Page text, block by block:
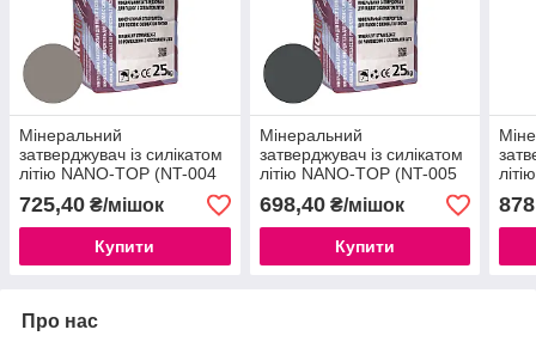
Мінеральний
затверджувач із силікатом
літію NANO-TOP (NT-004
титаново-сірий)
725,40 ₴/мішок
Купити
Мінеральний
затверджувач із силікатом
літію NANO-TOP (NT-005
графітний)
698,40₴/мішок
Купити
Про нас